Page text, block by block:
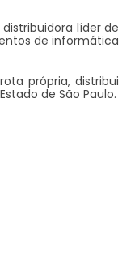
líder de
de informática
própria, distribui
de São Paulo.